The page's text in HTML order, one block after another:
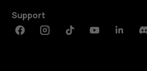
Support
FacebookInstagramTiktokYoutube